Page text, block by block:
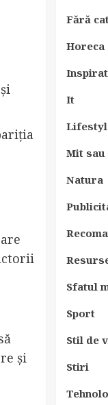
și
Fără
Horeca
It
Mit sau
Natura
Sfatul
Sport
Stil de
Stiri